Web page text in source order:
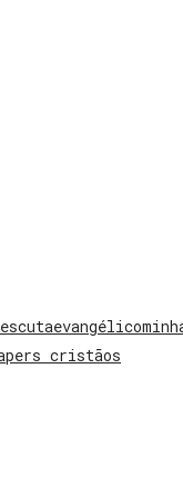
escutaevangélico
cristãos